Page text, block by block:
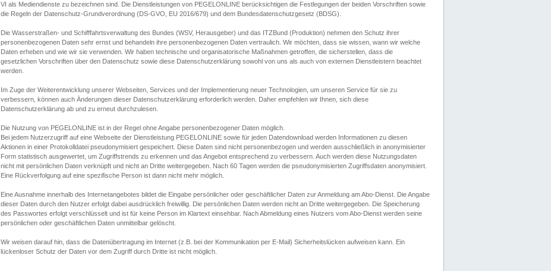
VI als Mediendienste zu bezeichnen sind. Die Dienstleistungen von PEGELONLINE berücksichtigen die Festlegungen der beiden Vorschriften sowie
die Regeln der Datenschutz-Grundverordnung (DS-GVO, EU 2016/679) und dem Bundesdatenschutzgesetz (BDSG).
Die Wasserstraßen- und Schifffahrtsverwaltung des Bundes (WSV, Herausgeber) und das ITZBund (Produktion) nehmen den Schutz ihrer
personenbezogenen Daten sehr ernst und behandeln ihre personenbezogenen Daten vertraulich. Wir möchten, dass sie wissen, wann wir welche
Daten erheben und wie wir sie verwenden. Wir haben technische und organisatorische Maßnahmen getroffen, die sicherstellen, dass die
gesetzlichen Vorschriften über den Datenschutz sowie diese Datenschutzerklärung sowohl von uns als auch von externen Dienstleistern beachtet
werden.
Im Zuge der Weiterentwicklung unserer Webseiten, Services und der Implementierung neuer Technologien, um unseren Service für sie zu
verbessern, können auch Änderungen dieser Datenschutzerklärung erforderlich werden. Daher empfehlen wir Ihnen, sich diese
Datenschutzerklärung ab und zu erneut durchzulesen.
Die Nutzung von PEGELONLINE ist in der Regel ohne Angabe personenbezogener Daten möglich.
Bei jedem Nutzerzugriff auf eine Webseite der Dienstleistung PEGELONLINE sowie für jeden Datendownload werden Informationen zu diesen
Aktionen in einer Protokolldatei pseudonymisiert gespeichert. Diese Daten sind nicht personenbezogen und werden ausschließlich in anonymisierter
Form statistisch ausgewertet, um Zugriffstrends zu erkennen und das Angebot entsprechend zu verbessern. Auch werden diese Nutzungsdaten
nicht mit persönlichen Daten verknüpft und nicht an Dritte weitergegeben. Nach 60 Tagen werden die pseudonymisierten Zugriffsdaten anonymisiert.
Eine Rückverfolgung auf eine spezifische Person ist dann nicht mehr möglich.
Eine Ausnahme innerhalb des Internetangebotes bildet die Eingabe persönlicher oder geschäftlicher Daten zur Anmeldung am Abo-Dienst. Die Angabe
dieser Daten durch den Nutzer erfolgt dabei ausdrücklich freiwillig. Die persönlichen Daten werden nicht an Dritte weitergegeben. Die Speicherung
des Passwortes erfolgt verschlüsselt und ist für keine Person im Klartext einsehbar. Nach Abmeldung eines Nutzers vom Abo-Dienst werden seine
persönlichen oder geschäftlichen Daten unmittelbar gelöscht.
Wir weisen darauf hin, dass die Datenübertragung im Internet (z.B. bei der Kommunikation per E-Mail) Sicherheitslücken aufweisen kann. Ein
lückenloser Schutz der Daten vor dem Zugriff durch Dritte ist nicht möglich.